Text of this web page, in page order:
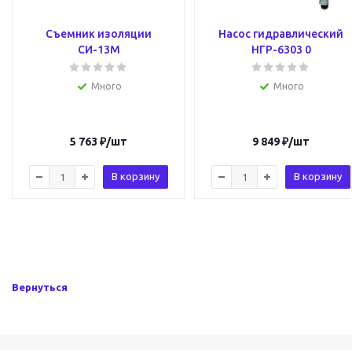
Съемник изоляции
СИ-13М
Много
5 763 ₽/шт
В корзину
Насос гидравлический
НГР-6303 0
Много
9 849₽/шт
В корзину
Вернуться